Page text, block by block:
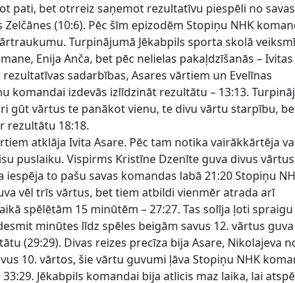
pati, bet otrreiz saņemot rezultatīvu piespēli no savas
(10:6). Pēc šīm epizodēm Stopiņu NHK
Turpinājumā Jēkabpils sporta skolā
Enija Anča, bet pēc nelielas pakaļdzīšanās – Ivitas
sadarbības, Asares vārtiem un Evelīnas
komandai izdevās izlīdzināt rezultātu – 13:13.
gūt vārtus te panākot vienu, te divu vārtu starpību,
rezultātu 18:18.
atklāja Ivita Asare. Pēc tam notika vairākkārtēja
puslaiku. Vispirms Kristīne Dzenīte guva divus
to pašu savas komandas labā 21:20 Stopiņu
vēl trīs vārtus, bet tiem atbildi vienmēr atrada arī
spēlētām 15 minūtēm – 27:27. Tas solīja ļoti
minūtes līdz spēles beigām savus 12. vārtus guva
(29:29). Divas reizes precīza bija Asare, Nikolajeva
10. vārtos, šie vārtu guvumi ļāva Stopiņu NHK
Jēkabpils komandai bija atlicis maz laika, lai